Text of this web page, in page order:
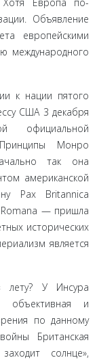
Объявление
европейскими
международного
к нации пято­го
США 3 де­кабря
официальной
Монро
так она
американской
Pax Britannica
Romana — пришла
исторических
является
лету? У Инсура
объективная и
по данному
Британская
солнце»,